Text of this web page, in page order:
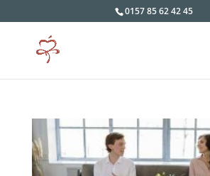
0157 85 62 42 45